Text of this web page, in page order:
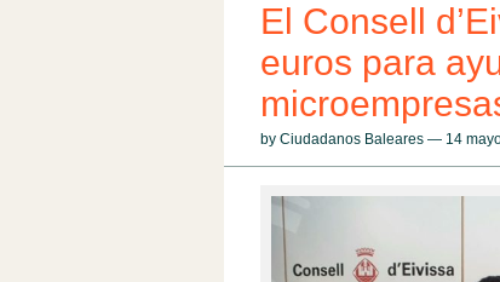
El Consell
euros para
by Ciudadanos Baleares — 14